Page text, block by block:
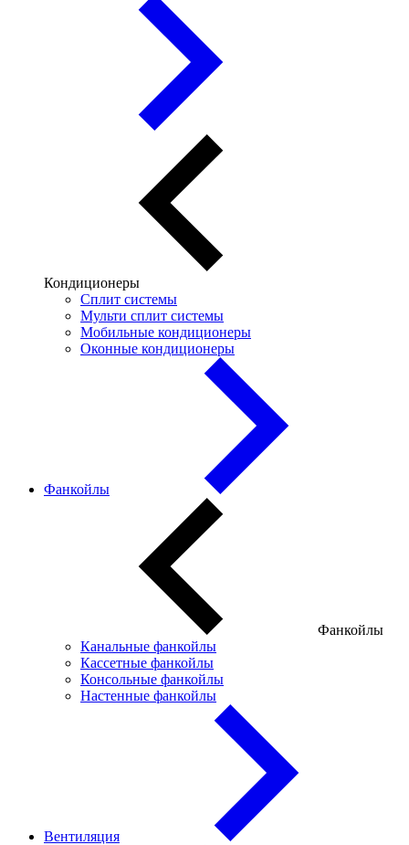
Кондиционеры
Сплит системы
Мульти сплит системы
Мобильные кондиционеры
Оконные кондиционеры
Фанкойлы
Фанкойлы
Канальные фанкойлы
Кассетные фанкойлы
Консольные фанкойлы
Настенные фанкойлы
Вентиляция